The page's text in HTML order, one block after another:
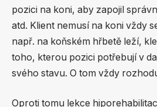
pozici na koni, aby zapojil
atd. Klient nemusí na koni vždy
např. na koňském hřbetě leží,
toho, kterou pozici potřebují v
svého stavu. O tom vždy
Oproti tomu lekce